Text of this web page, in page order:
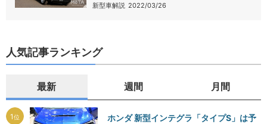
新型車解説 2022/03/26
人気記事ランキング
最新 週間 月間
1位
ホンダ 新型インテグラ「タイプS」は予